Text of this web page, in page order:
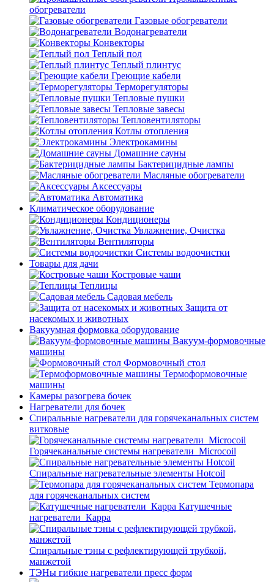
обогреватели
Газовые обогреватели
Водонагреватели
Конвекторы
Теплый пол
Теплый плинтус
Греющие кабели
Терморегуляторы
Тепловые пушки
Тепловые завесы
Тепловентиляторы
Котлы отопления
Электрокамины
Домашние сауны
Бактерицидные лампы
Масляные обогреватели
Аксессуары
Автоматика
Климатическое оборудование
Кондиционеры
Увлажнение, Очистка
Вентиляторы
Системы водоочистки
Товары для дачи
Костровые чаши
Теплицы
Садовая мебель
Защита от
насекомых и животных
Вакуумная формовка оборудование
Вакуум-формовочные
машины
Формовочный стол
Термоформовочные
машины
Камеры разогрева бочек
Нагреватели для бочек
Спиральные нагреватели для горячеканальных систем
витковые
Горячеканальные системы нагреватели_Microcoil
Спиральные нагревательные элементы Hotcoil
Термопара
для горячеканальных систем
Катушечные
нагреватели_Карра
Спиральные тэны с рефлектирующей трубкой,
манжетой
ТЭНы гибкие нагреватели пресс форм